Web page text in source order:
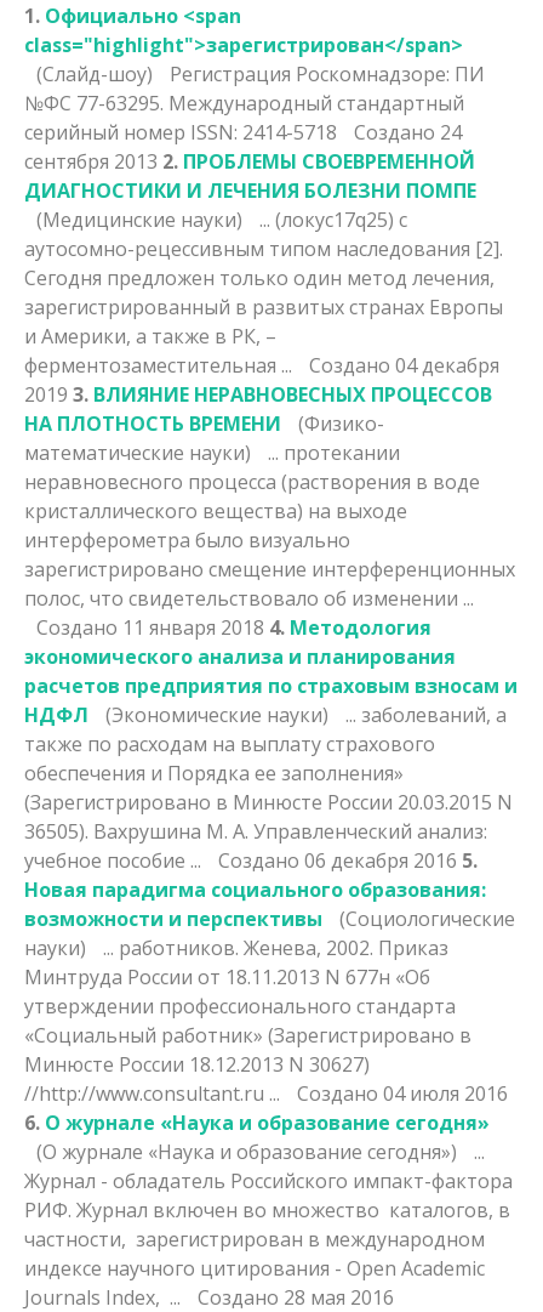
Науки о земле
1. Официально <span
class="highlight">зарегистрирован</span>
(Слайд-шоу)
Регистрация Роскомнадзоре: ПИ
№ФС 77-63295. Международный стандартный
серийный номер ISSN: 2414-5718
Создано 24
сентября 2013 2. ПРОБЛЕМЫ СВОЕВРЕМЕННОЙ
ДИАГНОСТИКИ И ЛЕЧЕНИЯ БОЛЕЗНИ ПОМПЕ
(Медицинские науки)
... (локус17q25) с
аутосомно-рецессивным типом наследования [2].
Сегодня предложен только один метод лечения,
зарегистрированный в развитых странах Европы
и Америки, а также в РК, –
ферментозаместительная ...
Создано 04 декабря
2019 3. ВЛИЯНИЕ НЕРАВНОВЕСНЫХ ПРОЦЕССОВ
НА ПЛОТНОСТЬ ВРЕМЕНИ
(Физико-
математические науки)
... протекании
неравновесного процесса (растворения в воде
кристаллического вещества) на выходе
интерферометра было визуально
зарегистрировано смещение интерференционных
полос, что свидетельствовало об изменении ...
Создано 11 января 2018 4. Методология
экономического анализа и планирования
расчетов предприятия по страховым взносам и
НДФЛ
(Экономические науки)
... заболеваний, а
также по расходам на выплату страхового
обеспечения и Порядка ее заполнения»
(Зарегистрировано в Минюсте России 20.03.2015 N
36505). Вахрушина М. А. Управленческий анализ:
учебное пособие ...
Создано 06 декабря 2016 5.
Новая парадигма социального образования:
возможности и перспективы
(Социологические
науки)
... работников. Женева, 2002. Приказ
Минтруда России от 18.11.2013 N 677н «Об
утверждении профессионального стандарта
«Социальный работник» (Зарегистрировано в
Минюсте России 18.12.2013 N 30627)
//http://www.consultant.ru ...
Создано 04 июля 2016
6. О журнале «Наука и образование сегодня»
(О журнале «Наука и образование сегодня»)
...
Журнал - обладатель Российского импакт-фактора
РИФ. Журнал включен во множество каталогов, в
частности, зарегистрирован в международном
индексе научного цитирования - Open Academic
Journals Index, ...
Создано 28 мая 2016